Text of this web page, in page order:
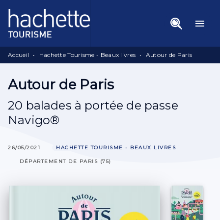
Menu Recherche
Pied De Page
menu
Accueil • Hachette Tourisme - Beaux livres • Autour de Paris
Autour de Paris
20 balades à portée de passe
Navigo®
26/05/2021 HACHETTE TOURISME - BEAUX LIVRES
DÉPARTEMENT DE PARIS (75)